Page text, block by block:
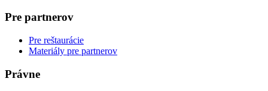
Pre partnerov
Pre reštaurácie
Materiály pre partnerov
Právne